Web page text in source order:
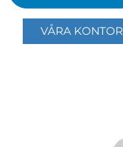
VÅRA KONTOR